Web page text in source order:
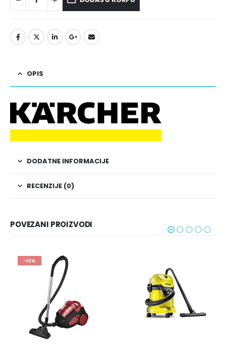
OPIS
DODATNE INFORMACIJE
RECENZIJE (0)
POVEZANI PROIZVODI